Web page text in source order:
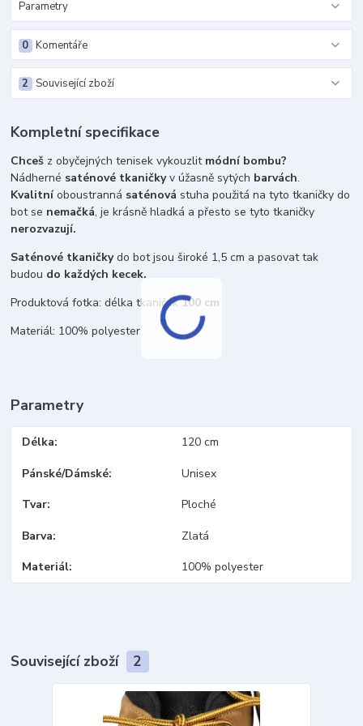
Parametry
Komentáře
0
Související zboží
2
Kompletní specifikace
Chceš z obyčejných tenisek vykouzlit módní bombu?
Nádherné saténové tkaničkyv úžasně sytých barvách.
Kvalitníoboustranná saténová stuha použitá na tyto tkaničky do
bot se nemačká, je krásně hladká a přesto se tyto tkaničky
nerozvazují.
Saténové tkaničkydo bot jsou široké 1,5 cm a pasovat tak
budou do každých kecek.
Produktová fotka: délka tkaniček100 cm
Materiál: 100% polyester
Parametry
Délka 120 cm
Pánské/Dámské Unisex
Tvar Ploché
Barva Zlatá
Materiál 100% polyester
Související zboží 2